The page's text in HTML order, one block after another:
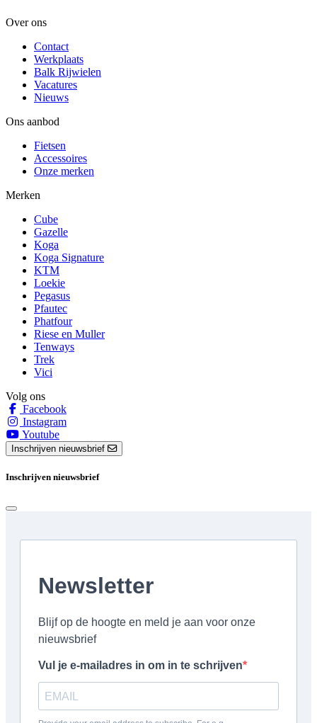
Over ons
Contact
Werkplaats
Balk Rijwielen
Vacatures
Nieuws
Ons aanbod
Fietsen
Accessoires
Onze merken
Merken
Cube
Gazelle
Koga
Koga Signature
KTM
Loekie
Pegasus
Pfautec
Phatfour
Riese en Muller
Tenways
Trek
Vici
Volg ons
Facebook
Instagram
Youtube
Inschrijven nieuwsbrief
Inschrijven nieuwsbrief